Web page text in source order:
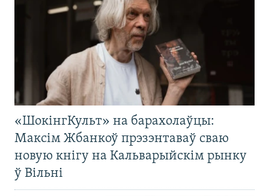
«ШокінгКульт» на барахолаўцы:
Максім Жбанкоў прэзэнтаваў сваю
новую кнігу на Кальварыйскім рынку
ў Вільні